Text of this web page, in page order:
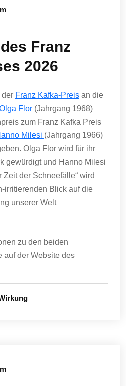
Franz
2026
der Franz Kafka-Preis an die
Olga Flor (Jahrgang 1968)
zum Franz Kafka Preis
Milesi (Jahrgang 1966)
Olga Flor wird für ihr
gewürdigt und Hanno Milesi
Zeit der Schneefälle“ wird
irritierenden Blick auf die
unserer Welt
zu den beiden
auf der Website des